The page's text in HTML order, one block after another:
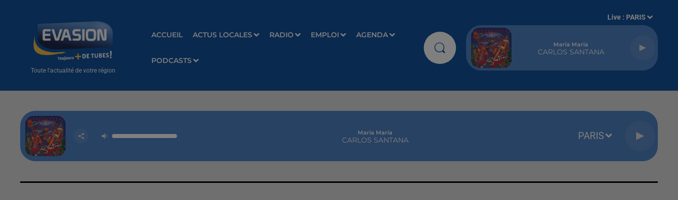
Toute l'actualité de votre région
ACCUEIL ACTUS LOCALES RADIO EMPLOI AGENDA
PODCASTS
Live : PARIS
Maria Maria
CARLOS SANTANA
Maria Maria
CARLOS SANTANA PARIS